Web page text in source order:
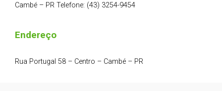
Cambé – PR Telefone: (43) 3254-9454
Endereço
Rua Portugal 58 – Centro – Cambé – PR